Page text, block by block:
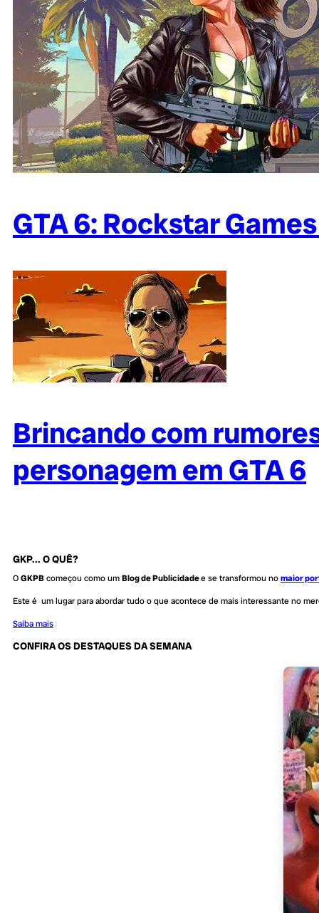
GTA 6: Rockstar
Brincando com
personagem em GTA 6
GKP... O QUÊ?
OGKPBcomeçou como umBlog de Publicidadee se transformou nomaior
Este é um lugar para abordar tudo o que acontece de mais interessante no
Saiba mais
CONFIRA OS DESTAQUES DA SEMANA